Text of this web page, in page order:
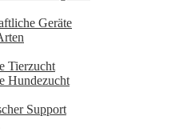
Geräte
Tierzucht
Hundezucht
Support